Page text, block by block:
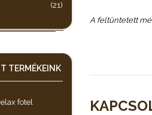
A feltüntetett
(21)
TERMÉKEINK
fotel